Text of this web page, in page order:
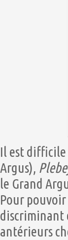
Il est difficile
Argus),
le Grand
Pour
discriminant
antérieurs